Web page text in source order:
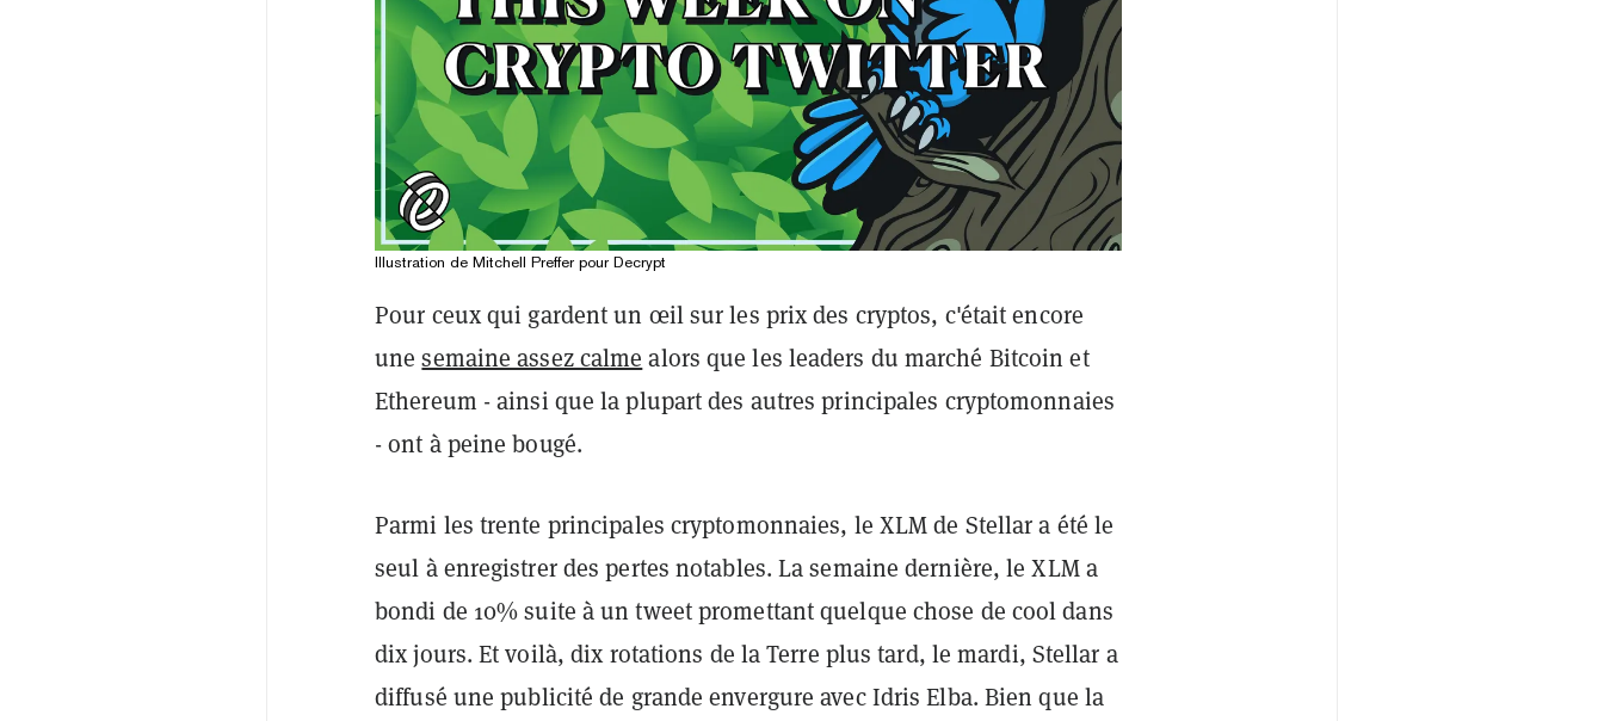
Illustration de Mitchell Preffer pour Decrypt
Pour ceux qui gardent un œil sur les prix des cryptos, c'était encore
unesemaine assez calme alors que les leaders du marché Bitcoin et
Ethereum - ainsi que la plupart des autres principales cryptomonnaies
- ont à peine bougé.
Parmi les trente principales cryptomonnaies, le XLM de Stellar a été le
seul à enregistrer des pertes notables. La semaine dernière, le XLM a
bondi de 10% suite à un tweet promettant quelque chose de cool dans
dix jours. Et voilà, dix rotations de la Terre plus tard, le mardi, Stellar a
diffusé une publicité de grande envergure avec Idris Elba. Bien que la